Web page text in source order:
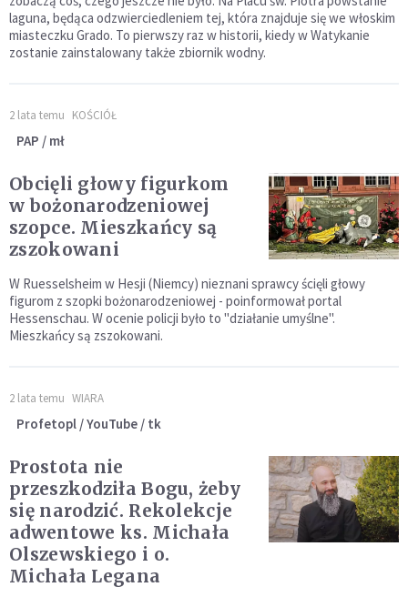
laguna, będąca odzwierciedleniem tej, która znajduje się we włoskim
miasteczku Grado. To pierwszy raz w historii, kiedy w Watykanie
zostanie zainstalowany także zbiornik wodny.
2 lata temu KOŚCIÓŁ
PAP / mł
Obcięli głowy figurkom
w bożonarodzeniowej
szopce. Mieszkańcy są
zszokowani
W Ruesselsheim w Hesji (Niemcy) nieznani sprawcy ścięli głowy
figurom z szopki bożonarodzeniowej - poinformował portal
Hessenschau. W ocenie policji było to "działanie umyślne".
Mieszkańcy są zszokowani.
2 lata temu WIARA
Profetopl / YouTube / tk
Prostota nie
przeszkodziła Bogu, żeby
się narodzić. Rekolekcje
adwentowe ks. Michała
Olszewskiego i o.
Michała Legana